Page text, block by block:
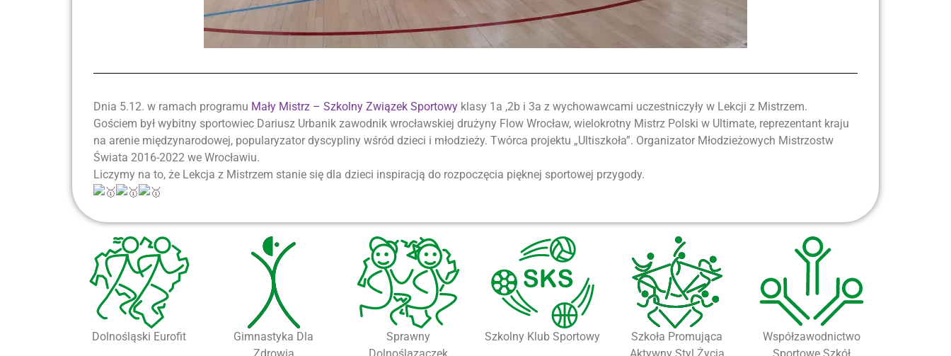
Dnia 5.12. w ramach programu Mały Mistrz – Szkolny Związek Sportowy klasy 1a ,2b i 3a z wychowawcami uczestniczyły w Lekcji z Mistrzem.
Gościem był wybitny sportowiec Dariusz Urbanik zawodnik wrocławskiej drużyny Flow Wrocław, wielokrotny Mistrz Polski w Ultimate, reprezentant kraju
na arenie międzynarodowej, popularyzator dyscypliny wśród dzieci i młodzieży. Twórca projektu „Ultiszkoła”. Organizator Młodzieżowych Mistrzostw
Świata 2016-2022 we Wrocławiu.
Liczymy na to, że Lekcja z Mistrzem stanie się dla dzieci inspiracją do rozpoczęcia pięknej sportowej przygody.
Dolnośląski Eurofit
Gimnastyka Dla
Sprawny
Szkolny Klub Sportowy
Szkoła Promująca
Współzawodnictwo